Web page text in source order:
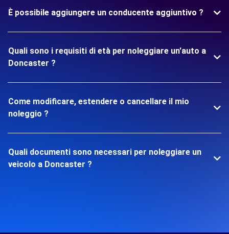
È possibile aggiungere un conducente aggiuntivo ?
Quali sono i requisiti di età per noleggiare un'auto a
Doncaster ?
Come modificare, estendere o cancellare il mio
noleggio ?
Quali documenti sono necessari per noleggiare un
veicolo a Doncaster ?